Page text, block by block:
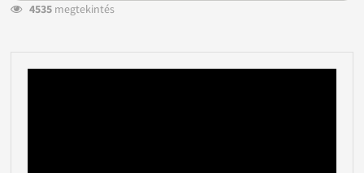
4535megtekintés